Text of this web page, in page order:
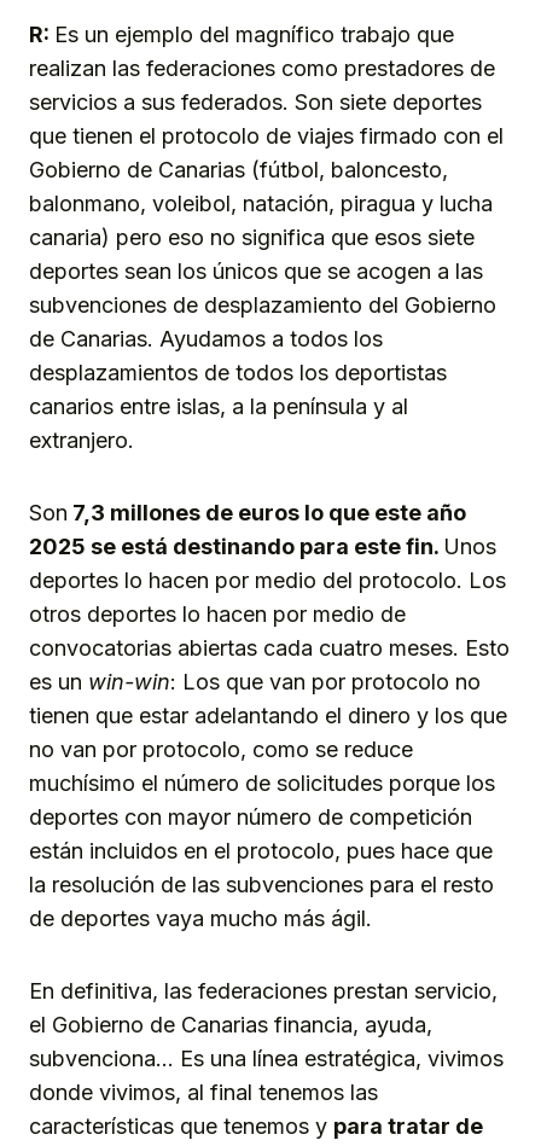
R: Es un ejemplo del magnífico trabajo que
realizan las federaciones como prestadores de
servicios a sus federados. Son siete deportes
que tienen el protocolo de viajes firmado con el
Gobierno de Canarias (fútbol, baloncesto,
balonmano, voleibol, natación, piragua y lucha
canaria) pero eso no significa que esos siete
deportes sean los únicos que se acogen a las
subvenciones de desplazamiento del Gobierno
de Canarias. Ayudamos a todos los
desplazamientos de todos los deportistas
canarios entre islas, a la península y al
extranjero.
Son 7,3 millones de euros lo que este año
2025 se está destinando para este fin. Unos
deportes lo hacen por medio del protocolo. Los
otros deportes lo hacen por medio de
convocatorias abiertas cada cuatro meses. Esto
es un win-win: Los que van por protocolo no
tienen que estar adelantando el dinero y los que
no van por protocolo, como se reduce
muchísimo el número de solicitudes porque los
deportes con mayor número de competición
están incluidos en el protocolo, pues hace que
la resolución de las subvenciones para el resto
de deportes vaya mucho más ágil.
En definitiva, las federaciones prestan servicio,
el Gobierno de Canarias financia, ayuda,
subvenciona… Es una línea estratégica, vivimos
donde vivimos, al final tenemos las
características que tenemos y para tratar de